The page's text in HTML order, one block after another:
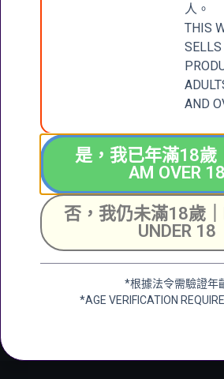
CONTACT
+852 6388 4444
張記
新界大
號成全
Unit
人。
THIS
AND
是，我已年滿18歲
AM OVER 18
否，我仍未滿18歲｜
UNDER 18
*根據法令需驗證年
*AGE VERIFICATION